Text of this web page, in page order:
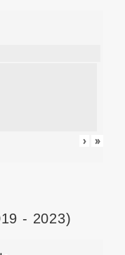
› »
- 2023)